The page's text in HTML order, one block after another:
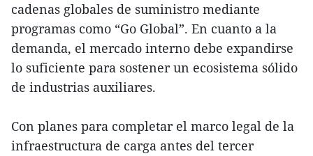
cadenas globales de suministro mediante
programas como “Go Global”. En cuanto a la
demanda, el mercado interno debe expandirse
lo suficiente para sostener un ecosistema sólido
de industrias auxiliares.
Con planes para completar el marco legal de la
infraestructura de carga antes del tercer